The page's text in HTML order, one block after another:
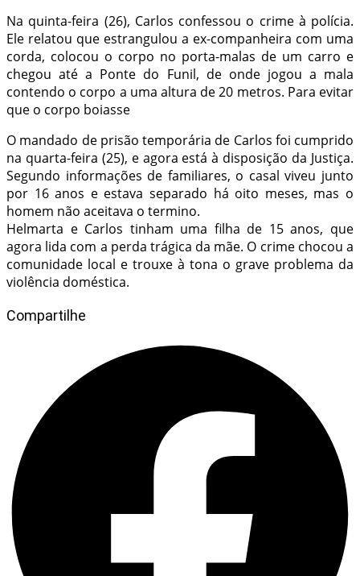
Na quinta-feira (26), Carlos confessou o crime à polícia.
Ele relatou que estrangulou a ex-companheira com uma
corda, colocou o corpo no porta-malas de um carro e
chegou até a Ponte do Funil, de onde jogou a mala
contendo o corpo a uma altura de 20 metros. Para evitar
que o corpo boiasse
O mandado de prisão temporária de Carlos foi cumprido
na quarta-feira (25), e agora está à disposição da Justiça.
Segundo informações de familiares, o casal viveu junto
por 16 anos e estava separado há oito meses, mas o
homem não aceitava o termino.
Helmarta e Carlos tinham uma filha de 15 anos, que
agora lida com a perda trágica da mãe. O crime chocou a
comunidade local e trouxe à tona o grave problema da
violência doméstica.
Compartilhe